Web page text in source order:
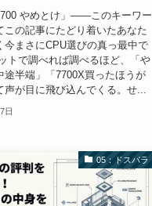
やめとけ」——このキーワー
この記事にたどり着いたあなた
今まさにCPU選びの真っ最中で
トで調べれば調べるほど、「や
途半端」「7700X買ったほうが
声が目に飛び込んでくる。せ...
日
05：ドスパラ